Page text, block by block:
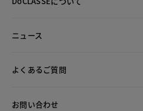
ニュース
よくあるご質問
お問い合わせ